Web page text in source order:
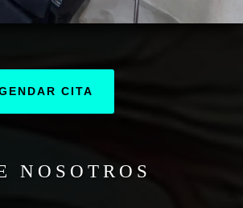
CITA
NOSOTROS